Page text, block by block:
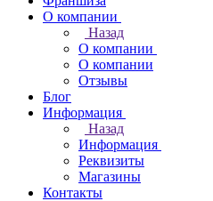
О компании
Назад
О компании
О компании
Отзывы
Блог
Информация
Назад
Информация
Реквизиты
Магазины
Контакты